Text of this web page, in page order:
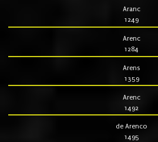
Aranc
1249
Arenc
1284
Arens
1359
Arenc
1492
de Arenco
1495